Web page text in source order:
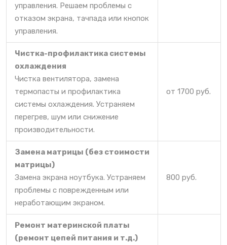
управления. Решаем проблемы с
отказом экрана, тачпада или кнопок
управления.
Чистка-профилактика системы
охлаждения
Чистка вентилятора, замена
термопасты и профилактика
системы охлаждения. Устраняем
перегрев, шум или снижение
производительности.
от 1700 руб.
Замена матрицы (без стоимости
матрицы)
Замена экрана ноутбука. Устраняем
проблемы с поврежденным или
неработающим экраном.
800 руб.
Ремонт материнской платы
(ремонт цепей питания и т.д.)